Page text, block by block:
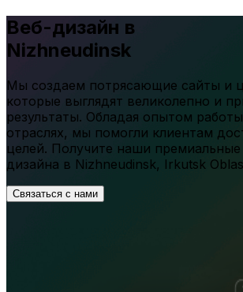
Веб-дизайн в
Nizhneudinsk
Мы создаем потрясающие сайты и
которые выглядят великолепно и
результаты. Обладая опытом
отраслях, мы помогли клиентам
целей. Получите наши премиальные
дизайна в Nizhneudinsk, Irkutsk
Связаться с нами